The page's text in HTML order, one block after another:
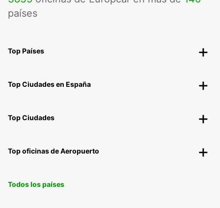
países
Top Países
Top Ciudades en España
Top Ciudades
Top oficinas de Aeropuerto
Todos los países